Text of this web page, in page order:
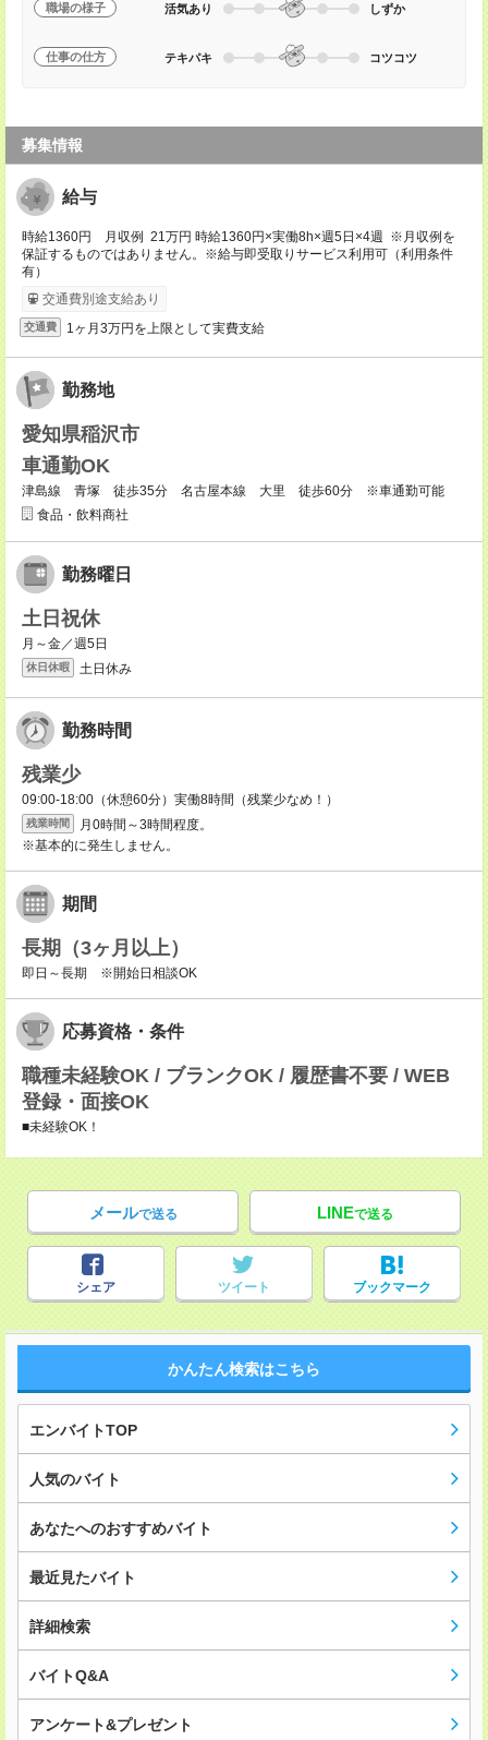
職場の様子 活気あり しずか
仕事の仕方 テキパキ コツコツ
募集情報
給与
時給1360円 月収例 21万円 時給1360円×実働8h×週5日×4週 ※月収例を
保証するものではありません。※給与即受取りサービス利用可（利用条件
有）
交通費別途支給あり
交通費 1ヶ月3万円を上限として実費支給
勤務地
愛知県稲沢市
車通勤OK
津島線 青塚 徒歩35分 名古屋本線 大里 徒歩60分 ※車通勤可能
食品・飲料商社
勤務曜日
土日祝休
月～金／週5日
休日休暇 土日休み
勤務時間
残業少
09:00-18:00（休憩60分）実働8時間（残業少なめ！）
残業時間
月0時間～3時間程度。
※基本的に発生しません。
期間
長期（3ヶ月以上）
即日～長期 ※開始日相談OK
応募資格・条件
職種未経験OK / ブランクOK / 履歴書不要 / WEB
登録・面接OK
■未経験OK！
メールで送る LINEで送る
シェア ツイート ブックマーク
かんたん検索はこちら
エンバイトTOP
人気のバイト
あなたへのおすすめバイト
最近見たバイト
詳細検索
バイトQ&A
アンケート&プレゼント